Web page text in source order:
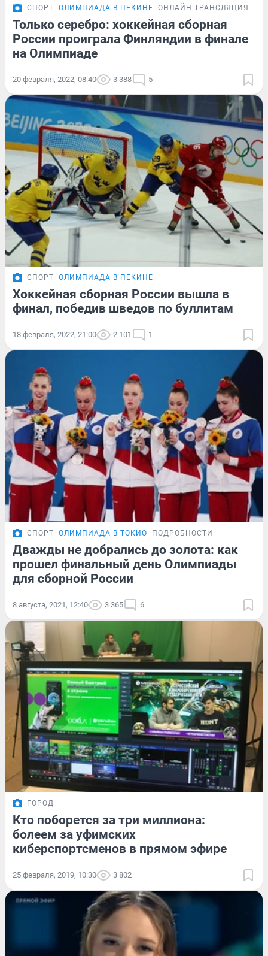
СПОРТ ОЛИМПИАДА В ПЕКИНЕ ОНЛАЙН-ТРАНСЛЯЦИЯ
Только серебро: хоккейная сборная
России проиграла Финляндии в финале
на Олимпиаде
20 февраля, 2022, 08:40 3 388 5
СПОРТ ОЛИМПИАДА В ПЕКИНЕ
Хоккейная сборная России вышла в
финал, победив шведов по буллитам
18 февраля, 2022, 21:00 2 101 1
СПОРТ ОЛИМПИАДА В ТОКИО ПОДРОБНОСТИ
Дважды не добрались до золота: как
прошел финальный день Олимпиады
для сборной России
8 августа, 2021, 12:40 3 365 6
ГОРОД
Кто поборется за три миллиона:
болеем за уфимских
киберспортсменов в прямом эфире
25 февраля, 2019, 10:30 3 802